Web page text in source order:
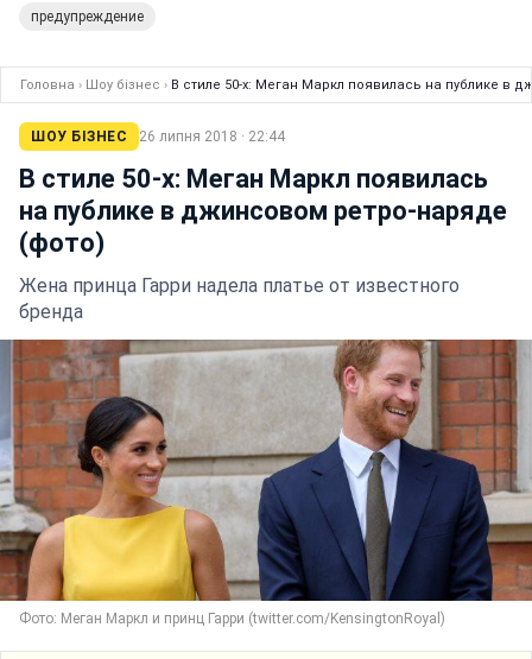
предупреждение
Головна › Шоу бізнес › В стиле 50-х: Меган Маркл появилась на публике в
ШОУ БІЗНЕС 26 липня 2018 · 22:44
В стиле 50-х: Меган Маркл появилась
на публике в джинсовом ретро-наряде
(фото)
Жена принца Гарри надела платье от известного
бренда
Фото: Меган Маркл и принц Гарри (twitter.com/KensingtonRoyal)